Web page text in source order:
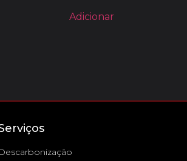
Adicionar
Descarbonização